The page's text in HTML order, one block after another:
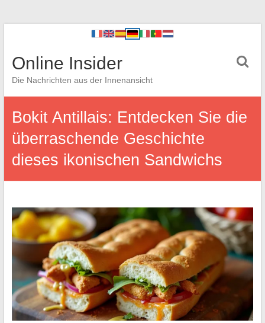
Online Insider
Die Nachrichten aus der Innenansicht
Bokit Antillais: Entdecken Sie die
überraschende Geschichte
dieses ikonischen Sandwichs